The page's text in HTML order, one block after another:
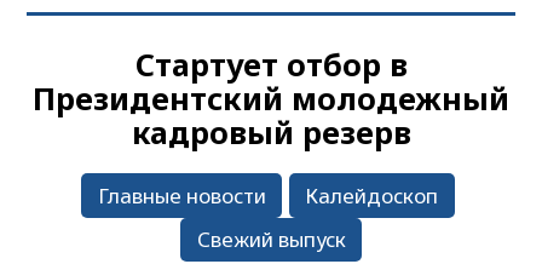
Стартует отбор в
Президентский молодежный
кадровый резерв
Главные новости
Калейдоскоп
Свежий выпуск